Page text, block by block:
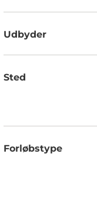
Udbyder
Sted
Forløbstype